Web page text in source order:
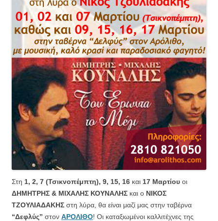
Στη 1, 2, 7 (Τσικνοπέμπτη), 9, 15, 16 και 17 Μαρτίου οι
ΔΗΜΗΤΡΗΣ & ΜΙΧΑΛΗΣ ΚΟΥΝΑΛΗΣ και ο ΝΙΚΟΣ
ΤΖΟΥΛΙΑΔΑΚΗΣ στη λύρα, θα είναι μαζί μας στην ταβέρνα
“Δεφλύς” στον ΑΡΟΛΙΘΟ! Οι καταξιωμένοι καλλιτέχνες της